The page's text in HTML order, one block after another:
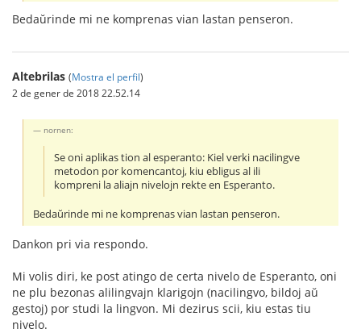
Bedaŭrinde mi ne komprenas vian lastan penseron.
Altebrilas (Mostra el perfil)
2 de gener de 2018 22.52.14
nornen:
Se oni aplikas tion al esperanto: Kiel verki nacilingve
metodon por komencantoj, kiu ebligus al ili
kompreni la aliajn nivelojn rekte en Esperanto.
Bedaŭrinde mi ne komprenas vian lastan penseron.
Dankon pri via respondo.
Mi volis diri, ke post atingo de certa nivelo de Esperanto, oni
ne plu bezonas alilingvajn klarigojn (nacilingvo, bildoj aŭ
gestoj) por studi la lingvon. Mi dezirus scii, kiu estas tiu
nivelo.